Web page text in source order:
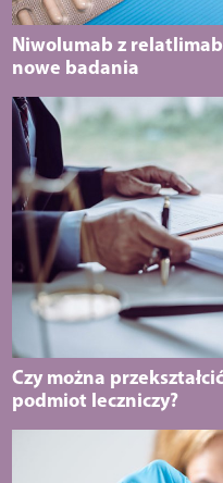
Niwolumab z
nowe badania
Czy można
podmiot leczniczy?